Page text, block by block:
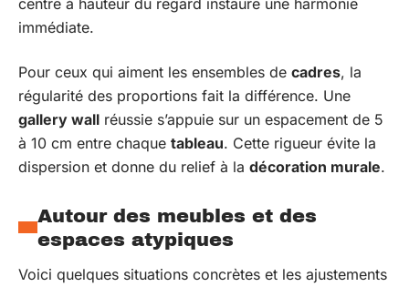
centre à hauteur du regard instaure une harmonie
immédiate.
Pour ceux qui aiment les ensembles de cadres, la
régularité des proportions fait la différence. Une
gallery wall réussie s’appuie sur un espacement de 5
à 10 cm entre chaque tableau. Cette rigueur évite la
dispersion et donne du relief à la décoration murale.
Autour des meubles et des
espaces atypiques
Voici quelques situations concrètes et les ajustements